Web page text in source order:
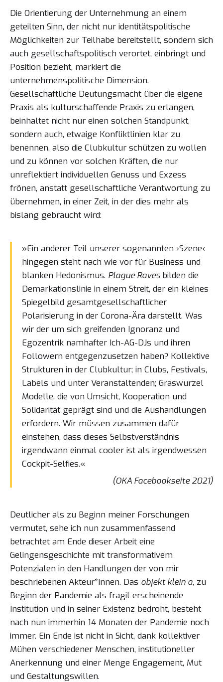
Die Orientierung der Unternehmung an einem
geteilten Sinn, der nicht nur identitätspolitische
Möglichkeiten zur Teilhabe bereitstellt, sondern sich
auch gesellschaftspolitisch verortet, einbringt und
Position bezieht, markiert die
unternehmenspolitische Dimension.
Gesellschaftliche Deutungsmacht über die eigene
Praxis als kulturschaffende Praxis zu erlangen,
beinhaltet nicht nur einen solchen Standpunkt,
sondern auch, etwaige Konfliktlinien klar zu
benennen, also die Clubkultur schützen zu wollen
und zu können vor solchen Kräften, die nur
unreflektiert individuellen Genuss und Exzess
frönen, anstatt gesellschaftliche Verantwortung zu
übernehmen, in einer Zeit, in der dies mehr als
bislang gebraucht wird:
»Ein anderer Teil unserer sogenannten ›Szene‹
hingegen steht nach wie vor für Business und
blanken Hedonismus. Plague Raves bilden die
Demarkationslinie in einem Streit, der ein kleines
Spiegelbild gesamtgesellschaftlicher
Polarisierung in der Corona-Ära darstellt. Was
wir der um sich greifenden Ignoranz und
Egozentrik namhafter Ich-AG-DJs und ihren
Followern entgegenzusetzen haben? Kollektive
Strukturen in der Clubkultur; in Clubs, Festivals,
Labels und unter Veranstaltenden; Graswurzel
Modelle, die von Umsicht, Kooperation und
Solidarität geprägt sind und die Aushandlungen
erfordern. Wir müssen zusammen dafür
einstehen, dass dieses Selbstverständnis
irgendwann einmal cooler ist als irgendwessen
Cockpit-Selfies.«
(OKA Facebookseite 2021)
Deutlicher als zu Beginn meiner Forschungen
vermutet, sehe ich nun zusammenfassend
betrachtet am Ende dieser Arbeit eine
Gelingensgeschichte mit transformativem
Potenzialen in den Handlungen der von mir
beschriebenen Akteur*innen. Das objekt klein a, zu
Beginn der Pandemie als fragil erscheinende
Institution und in seiner Existenz bedroht, besteht
nach nun immerhin 14 Monaten der Pandemie noch
immer. Ein Ende ist nicht in Sicht, dank kollektiver
Mühen verschiedener Menschen, institutioneller
Anerkennung und einer Menge Engagement, Mut
und Gestaltungswillen.